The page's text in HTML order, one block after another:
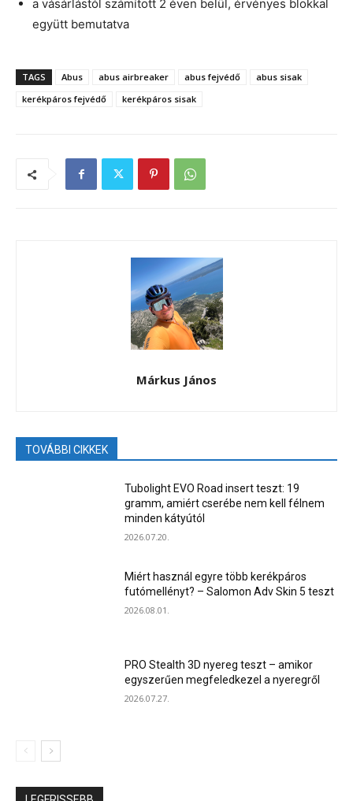
a vásárlástól számított 2 éven belül, érvényes blokkal
együtt bemutatva
TAGS Abus abus airbreaker abus fejvédő
abus sisak
kerékpáros fejvédő
kerékpáros sisak
Márkus János
TOVÁBBI CIKKEK
Tubolight EVO Road insert teszt: 19
gramm, amiért cserébe nem kell félnem
minden kátyútól
2026.07.20.
Miért használ egyre több kerékpáros
futómellényt? – Salomon Adv Skin 5 teszt
2026.08.01.
PRO Stealth 3D nyereg teszt – amikor
egyszerűen megfeledkezel a nyeregről
2026.07.27.